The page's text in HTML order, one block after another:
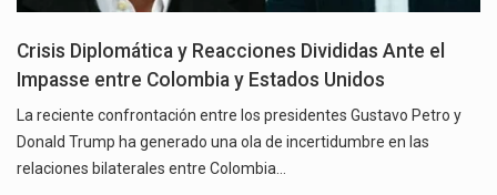
Crisis Diplomática y Reacciones Divididas Ante el
Impasse entre Colombia y Estados Unidos
La reciente confrontación entre los presidentes Gustavo Petro y
Donald Trump ha generado una ola de incertidumbre en las
relaciones bilaterales entre Colombia…